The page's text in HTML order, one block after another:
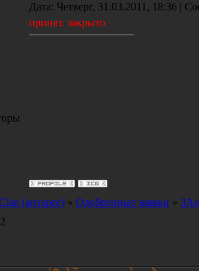
Дата: Четверг, 31.03.2011, 18:36 |
принят. закрыто
(антарес) » Одобренные заявки »
2